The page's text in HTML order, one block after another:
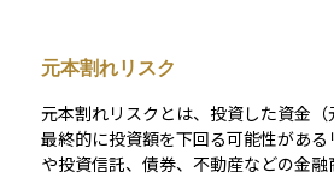
のが特徴です。特に、教育資金や老後
ど、目的を持った長期の計画に活用されます。 「掛
険」と異なり、支払った保険料が将
険と貯金の“ハイブリッド”として位
だし、途中解約すると元本割れするリ
元本割れリスク
元本割れリスクとは、投資した資金（
最終的に投資額を下回る可能性があ
や投資信託、債券、不動産などの金